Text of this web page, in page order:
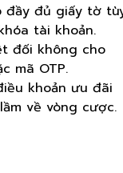
đầy đủ giấy tờ
tài khoản.
đối không cho
mã OTP.
khoản ưu đãi
về vòng cược.